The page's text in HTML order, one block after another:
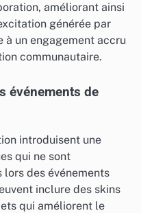
améliorant ainsi
générée par
à un engagement accru
communautaire.
événements de
introduisent une
qui ne sont
des événements
inclure des skins
qui améliorent le